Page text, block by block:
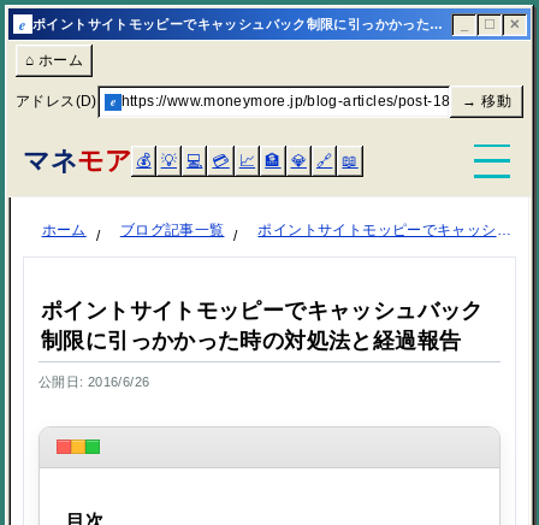
e ポイントサイトモッピーでキャッシュバック制限に引っかかった時の対処法と経過報告 | マネモア ☐ ✕
⌂ ホーム
アドレス(D) e https://www.moneymore.jp/blog-articles/post-1870/→ 移動
マネモア 💰 💡 💻 💳 📈 🏦 💎 🔗 📖
ホーム ブログ記事一覧 ポイントサイトモッピーでキャッシュバック制限に引っかかった時の対処法と経過報告
ポイントサイトモッピーでキャッシュバック
制限に引っかかった時の対処法と経過報告
公開日: 2016/6/26
目次